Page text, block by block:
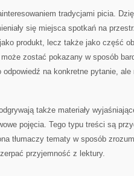
tradycjami picia.
się miejsca spotkań na
produkt, lecz także jako część
zostać pokazany w sposób
na konkretne pytanie, ale
także materiały
pojęcia. Tego typu treści są
tłumaczy tematy w sposób
przyjemność z lektury.